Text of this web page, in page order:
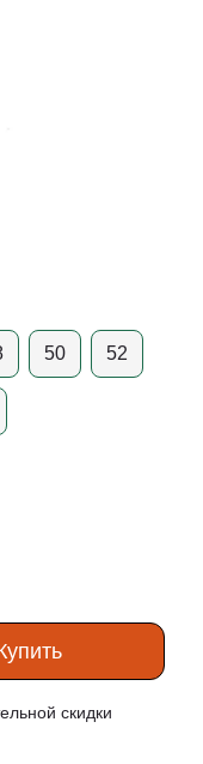
50 52
скидки